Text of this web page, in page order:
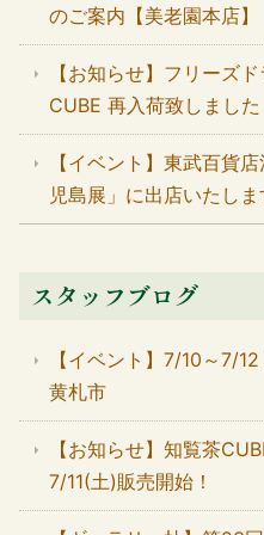
のご案内【美老園本店】
【お知らせ】フリーズ
CUBE 再入荷致しました
【イベント】東武百貨
児島展」に出店いたしま
スタッフブログ
【イベント】7/10～7/
黄札市
【お知らせ】知覧茶
7/11(土)販売開始！